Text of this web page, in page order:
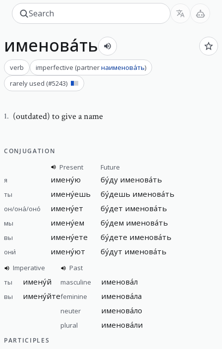
именова́ть
verb imperfective (partnerнаименова́ть)
rarely used (#5243)
1. (outdated) to give a name
CONJUGATION
Present
Future
я
имену́ю бу́ду именова́ть
ты имену́ешь бу́дешь именова́ть
он/она́/оно́ имену́ет бу́дет именова́ть
мы имену́ем бу́дем именова́ть
вы имену́ете бу́дете именова́ть
они́ имену́ют бу́дут именова́ть
Imperative
ты
имену́й
вы имену́йте
Past
masculine
именова́л
feminine именова́ла
neuter именова́ло
plural именова́ли
PARTICIPLES